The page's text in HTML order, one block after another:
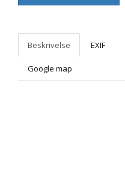
Beskrivelse EXIF
Google map